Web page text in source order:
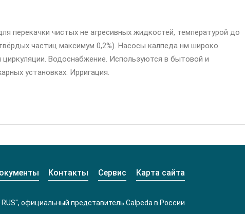
перекачки чистых не агресивных жидкостей, температурой до
частиц максимум 0,2%). Насосы калпеда нм широко
Водоснабжение. Используются в бытовой и
установках. Ирригация.
Контакты Сервис Карта сайта
RUS", официальный представитель Calpeda в России